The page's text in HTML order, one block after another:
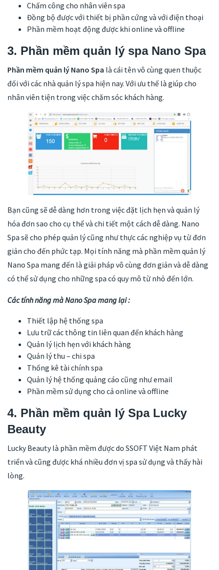
Chấm công cho nhân viên spa
Đồng bộ được với thiết bị phần cứng và với điện thoại
Phần mềm hoạt động được khi online và offline
3. Phần mềm quản lý spa Nano Spa
Phần mềm quản lý Nano Spa là cái tên vô cùng quen thuộc
đối với các nhà quản lý spa hiện nay. Với ưu thế là giúp cho
nhân viên tiện trong việc chăm sóc khách hàng.
Bạn cũng sẽ dễ dàng hơn trong việc đặt lịch hẹn và quản lý
hóa đơn sao cho cụ thể và chi tiết một cách dễ dàng. Nano
Spa sẽ cho phép quản lý cũng như thực các nghiệp vụ từ đơn
giản cho đến phức tạp. Mọi tính năng mà phần mềm quản lý
Nano Spa mang đến là giải pháp vô cùng đơn giản và dễ dàng
có thể sử dụng cho những spa có quy mô từ nhỏ đến lớn.
Các tính năng mà Nano Spa mang lại :
Thiết lập hệ thống spa
Lưu trữ các thông tin liên quan đến khách hàng
Quản lý lịch hẹn với khách hàng
Quản lý thu – chi spa
Thống kê tài chính spa
Quản lý hệ thống quảng cáo cũng như email
Phần mềm sử dụng cho cả online và offline
4. Phần mềm quản lý Spa Lucky
Beauty
Lucky Beauty là phần mềm được do SSOFT Việt Nam phát
triển và cũng được khá nhiều đơn vị spa sử dụng và thấy hài
lòng.